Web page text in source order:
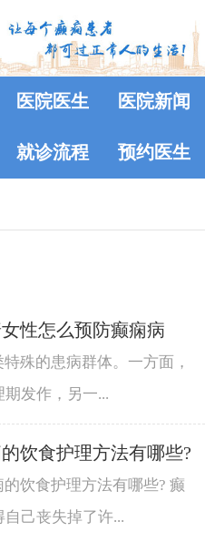
医院医生 医院新闻
就诊流程 预约医生
性怎么预防癫痫病
殊的患病群体。一方面，
发作，另一...
饮食护理方法有哪些?
饮食护理方法有哪些? 癫
己丧失掉了许...